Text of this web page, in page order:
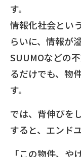
す。
情報化社会とい
らいに、情報が
SUUMOなどの
るだけでも、物
す。
では、背伸びを
すると、エンド
「この物件、